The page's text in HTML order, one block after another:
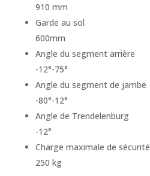
910 mm
Garde au sol
600mm
Angle du segment arrière
-12°-75°
Angle du segment de jambe
-80°-12°
Angle de Trendelenburg
-12°
Charge maximale de sécurité
250 kg